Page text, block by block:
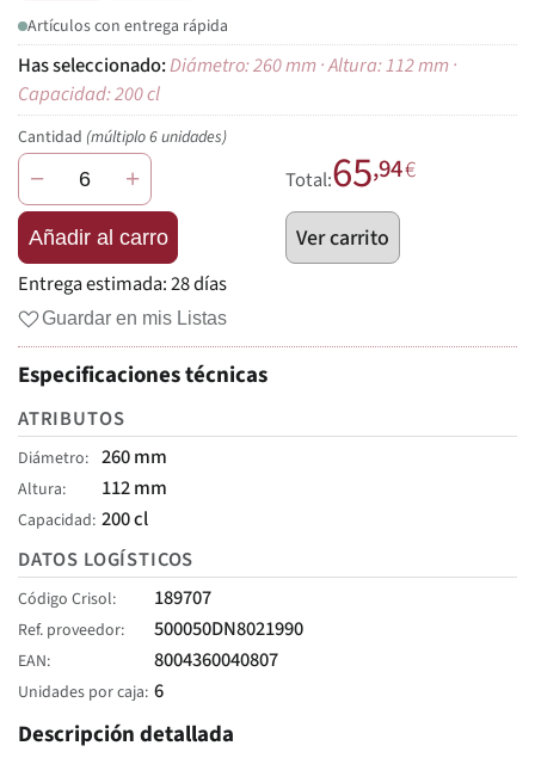
Artículos con entrega rápida
Diámetro: 260 mm · Altura: 112 mm ·
Capacidad: 200 cl
Cantidad (múltiplo 6 unidades)
− +
Añadir al carro
Total:65,94€
Ver carrito
Entrega estimada:28 días
Guardar en mis Listas
Especificaciones técnicas
ATRIBUTOS
Diámetro 260 mm
Altura 112 mm
Capacidad 200 cl
DATOS LOGÍSTICOS
Código Crisol 189707
Ref. proveedor 500050DN8021990
EAN 8004360040807
Unidades por caja 6
Descripción detallada